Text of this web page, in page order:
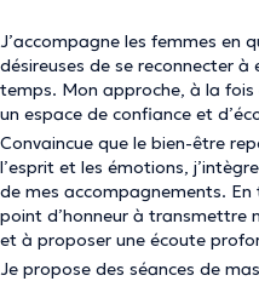
J’accompagne les femmes en
désireuses de se reconnecter à
temps. Mon approche, à la
un espace de confiance et
Convaincue que le bien-être
l’esprit et les émotions,
de mes accompagnements.
point d’honneur à transmettre
et à proposer une écoute
Je propose des séances de